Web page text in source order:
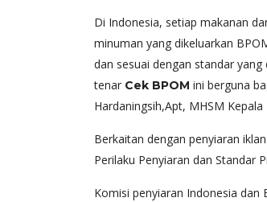
Di Indonesia, setiap makanan
minuman yang dikeluarkan
dan sesuai dengan standar
tenar Cek BPOM ini berguna
Hardaningsih,Apt, MHSM
Berkaitan dengan penyiaran
Perilaku Penyiaran dan Standar
Komisi penyiaran Indonesia